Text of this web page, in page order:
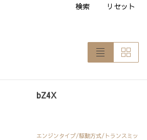
検索 リセット
bZ4X
エンジンタイプ/駆動方式/ トランスミッ